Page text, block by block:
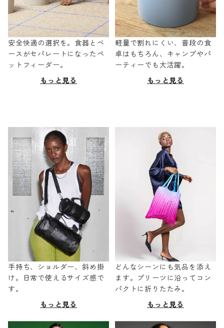
安全快適の選択を。食器とベ
ースがセパレートになったペ
ットフィーダー。
もっと見る
軽量で割れにくい、普段の食
卓はもちろん、キャンプやパ
ーティーでも大活躍。
もっと見る
手持ち、ショルダー、斜め掛
け。日常で使えるサイズ感で
す。
もっと見る
どんなシーンにも気品を添え
ます。プリーツに沿ってコン
パクトに折りたたみ。
もっと見る